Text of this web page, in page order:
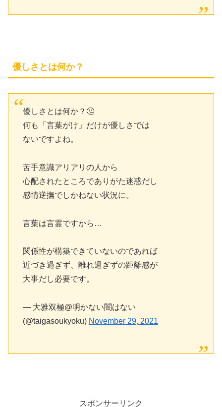
優しさとは何か？
優しさとは何か？🤔
何も「言葉がけ」だけが優しさでは
ないですよね。
苦手意識アリアリの人から
心配されたところでありがた迷惑だし
感情逆撫でしかねない状況に。
言葉は言霊ですから…
関係性が構築できていないのであれば
近づき過ぎず、離れ過ぎずの距離感が
大事だし必要です。
— 大雅双極@明かない闇はない
(@taigasoukyoku) November 29, 2021
スポンサーリンク